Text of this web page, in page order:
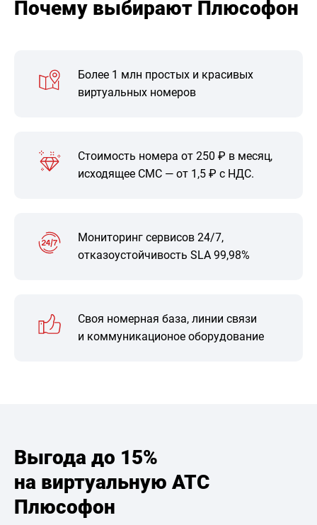
Почему выбирают Плюсофон
Более 1 млн простых и красивых
виртуальных номеров
Стоимость номера от 250 ₽ в месяц,
исходящее СМС — от 1,5 ₽ с НДС.
Мониторинг сервисов 24/7,
отказоустойчивость SLA 99,98%
Своя номерная база, линии связи
и коммуникационое оборудование
Выгода до 15%
на виртуальную АТС
Плюсофон